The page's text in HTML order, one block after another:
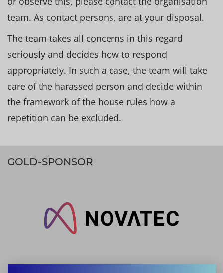
team. As contact persons, are at your disposal.
The team takes all concerns in this regard
seriously and decides how to respond
appropriately. In such a case, the team will take
care of the harassed person and decide within
the framework of the house rules how a
repetition can be excluded.
GOLD-SPONSOR